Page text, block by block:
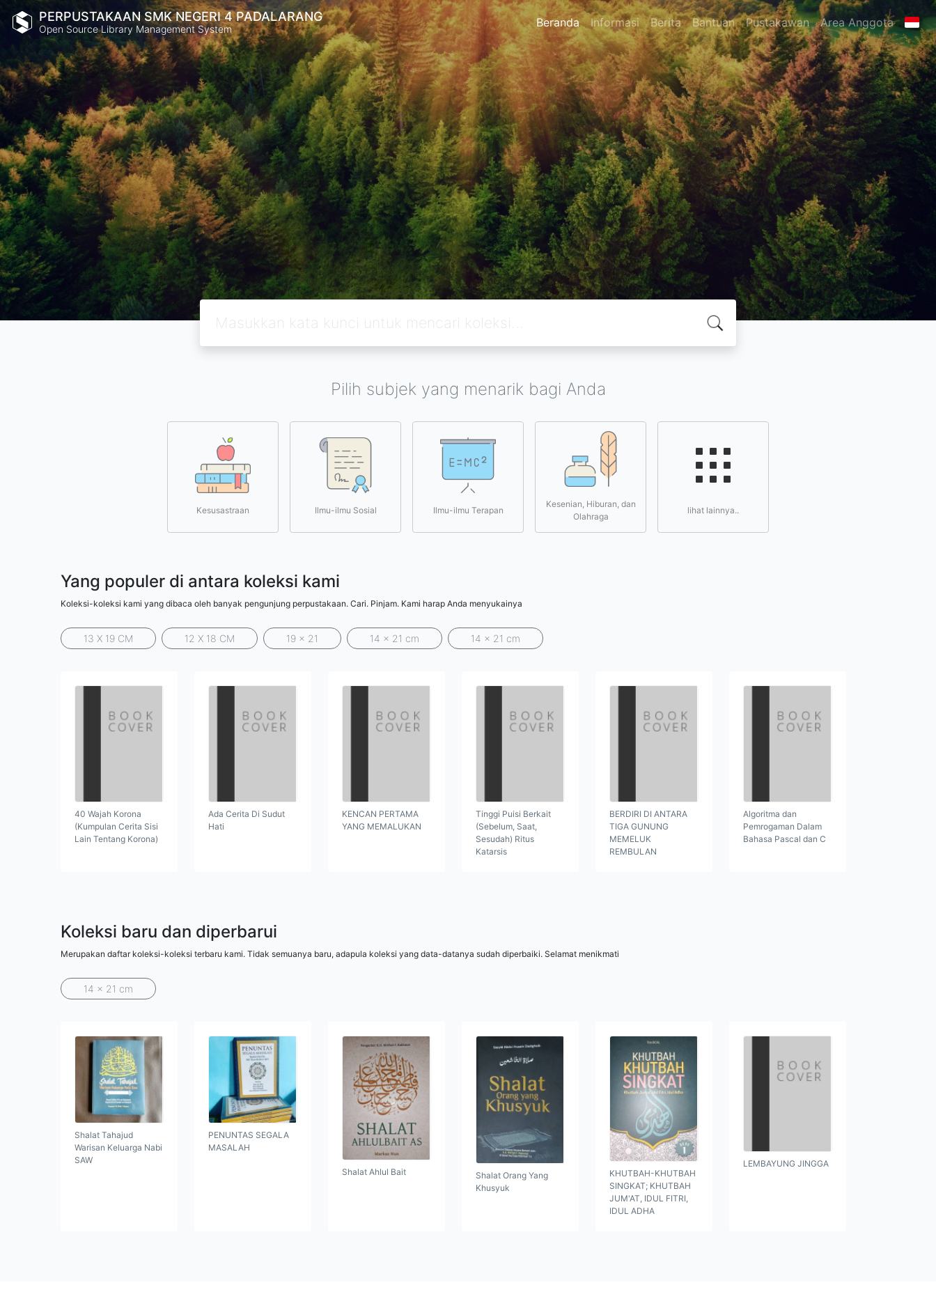
PERPUSTAKAAN SMK NEGERI 4 PADALARANG
Open Source Library Management System Beranda Informasi Berita Bantuan Pustakawan Area Anggota
Pilih subjek yang menarik bagi Anda
Kesusastraan Ilmu-ilmu Sosial Ilmu-ilmu Terapan
Kesenian, Hiburan, dan
Olahraga
lihat lainnya..
Yang populer di antara koleksi kami
Koleksi-koleksi kami yang dibaca oleh banyak pengunjung perpustakaan. Cari. Pinjam. Kami harap Anda menyukainya
13 X 19 CM 12 X 18 CM 19 x 21 14 x 21 cm 14 x 21 cm
40 Wajah Korona
(Kumpulan Cerita Sisi
Lain Tentang Korona)
Ada Cerita Di Sudut
Hati
KENCAN PERTAMA
YANG MEMALUKAN
Tinggi Puisi Berkait
(Sebelum, Saat,
Sesudah) Ritus
Katarsis
BERDIRI DI ANTARA
TIGA GUNUNG
MEMELUK
REMBULAN
Algoritma dan
Pemrogaman Dalam
Bahasa Pascal dan C
Koleksi baru dan diperbarui
Merupakan daftar koleksi-koleksi terbaru kami. Tidak semuanya baru, adapula koleksi yang data-datanya sudah diperbaiki. Selamat menikmati
14 x 21 cm
Shalat Tahajud
Warisan Keluarga Nabi
SAW
PENUNTAS SEGALA
MASALAH
Shalat Ahlul Bait
Shalat Orang Yang
Khusyuk
KHUTBAH-KHUTBAH
SINGKAT; KHUTBAH
JUM'AT, IDUL FITRI,
IDUL ADHA
LEMBAYUNG JINGGA